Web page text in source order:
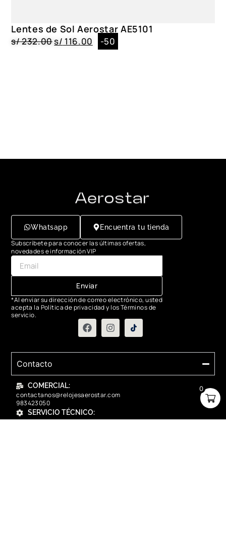
0
Lentes de Sol Aerostar AE5101
s/232.00s/ 116.00 -50
Whatsapp Encuentra tu tienda
Subscríbete para conocer las últimas ofertas,
novedades e información VIP
Enviar
*Al enviar su dirección de correo electrónico, usted
acepta la Política de privacidad y los Términos de
servicio.
Contacto
COMERCIAL:
contactanos@relojesaerostar.com
983423050
SERVICIO TÉCNICO:
contactanos@relojesaerostar.com